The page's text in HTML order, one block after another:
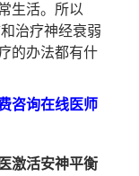
生活。所以
治疗神经衰弱
的办法都有什
咨询在线医师
激活安神平衡